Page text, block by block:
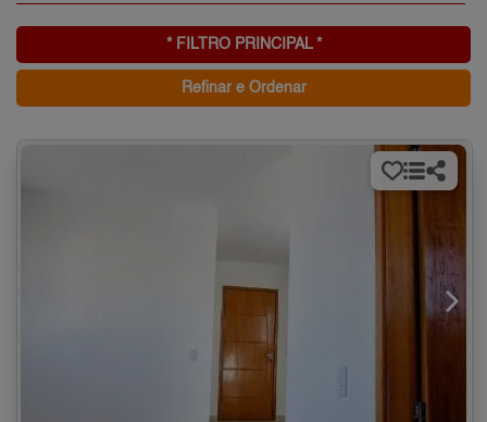
* FILTRO PRINCIPAL *
Refinar e Ordenar